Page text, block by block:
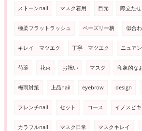
ストーンnail マスク着用 目元 際立た
極柔フラットラッシュ ペーズリー柄 似合
キレイ マツエク 丁寧 マツエク ニュア
芍薬 花束 お祝い マスク 印象的な
梅雨対策 上品nail eyebrow design
フレンチnail セット コース イノスピ
カラフルnail マスク日常 マスクキレイ